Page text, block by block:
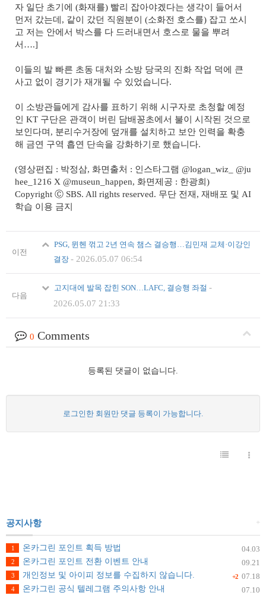
자 일단 초기에 (화재를) 빨리 잡아야겠다는 생각이 들어서
먼저 갔는데, 같이 갔던 직원분이 (소화전 호스를) 잡고 쏘시
고 저는 안에서 박스를 다 드러내면서 호스로 물을 뿌려
서….]
이들의 발 빠른 초동 대처와 소방 당국의 진화 작업 덕에 큰
사고 없이 경기가 재개될 수 있었습니다.
이 소방관들에게 감사를 표하기 위해 시구자로 초청할 예정
인 KT 구단은 관객이 버린 담배꽁초에서 불이 시작된 것으로
보인다며, 분리수거장에 덮개를 설치하고 보안 인력을 확충
해 금연 구역 흡연 단속을 강화하기로 했습니다.
(영상편집 : 박정삼, 화면출처 : 인스타그램 @logan_wiz_ @ju
hee_1216 X @museun_happen, 화면제공 : 한광희)
Copyright Ⓒ SBS. All rights reserved. 무단 전재, 재배포 및 AI
학습 이용 금지
이전
PSG, 뮌헨 꺾고 2년 연속 챔스 결승행…김민재 교체·이강인
결장 - 2026.05.07 06:54
다음
고지대에 발목 잡힌 SON…LAFC, 결승행 좌절 -
2026.05.07 21:33
0 Comments
등록된 댓글이 없습니다.
로그인한 회원만 댓글 등록이 가능합니다.
+
공지사항
04.03
1
온카그린 포인트 획득 방법
09.21
2 온카그린 포인트 전환 이벤트 안내
+2 07.18
3
개인정보 및 아이피 정보를 수집하지 않습니다.
07.10
4 온카그린 공식 텔레그램 주의사항 안내